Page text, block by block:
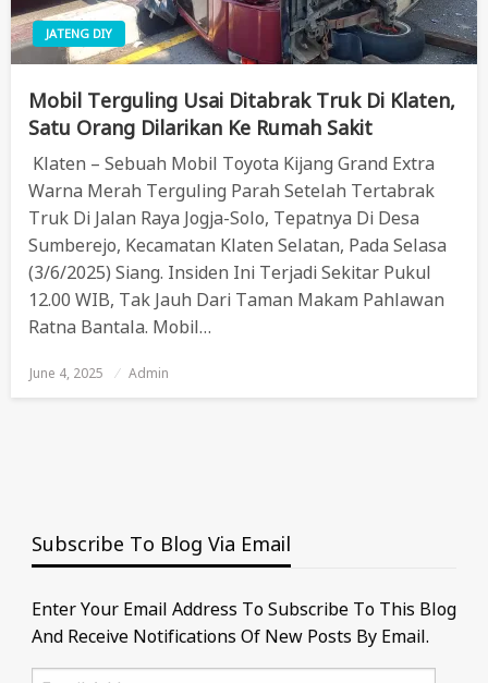
JATENG DIY
Mobil Terguling Usai Ditabrak Truk Di Klaten,
Satu Orang Dilarikan Ke Rumah Sakit
Klaten – Sebuah Mobil Toyota Kijang Grand Extra
Warna Merah Terguling Parah Setelah Tertabrak
Truk Di Jalan Raya Jogja-Solo, Tepatnya Di Desa
Sumberejo, Kecamatan Klaten Selatan, Pada Selasa
(3/6/2025) Siang. Insiden Ini Terjadi Sekitar Pukul
12.00 WIB, Tak Jauh Dari Taman Makam Pahlawan
Ratna Bantala. Mobil…
Posted
June 4, 2025 Admin
Subscribe To Blog Via Email
Enter Your Email Address To Subscribe To This Blog
And Receive Notifications Of New Posts By Email.